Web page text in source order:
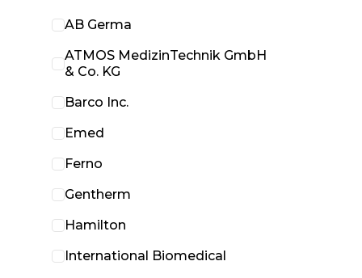
AB Germa
ATMOS MedizinTechnik GmbH
& Co. KG
Barco Inc.
Emed
Ferno
Gentherm
Hamilton
International Biomedical